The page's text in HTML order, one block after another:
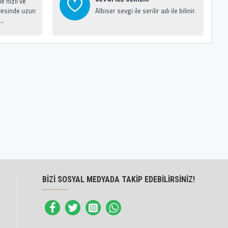
uzun
Albiser sevgi ile serilir adı ile bilinir.
BİZİ SOSYAL MEDYADA TAKİP EDEBİLİRSİNİZ!